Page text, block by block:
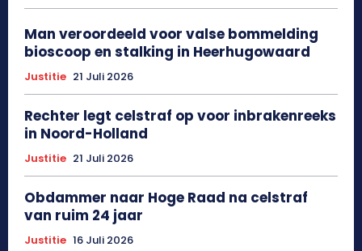
Man veroordeeld voor valse bommelding
bioscoop en stalking in Heerhugowaard
Justitie 21 Juli 2026
Rechter legt celstraf op voor inbrakenreeks
in Noord-Holland
Justitie 21 Juli 2026
Obdammer naar Hoge Raad na celstraf
van ruim 24 jaar
Justitie 16 Juli 2026